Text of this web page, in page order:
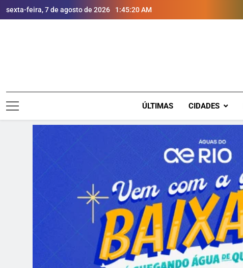
sexta-feira, 7 de agosto de 2026 1:45:21 AM
ÚLTIMAS CIDADES